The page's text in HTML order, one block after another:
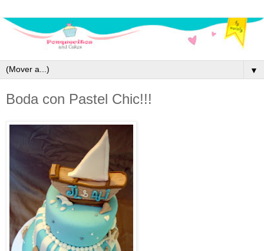
▼
Boda con Pastel Chic!!!